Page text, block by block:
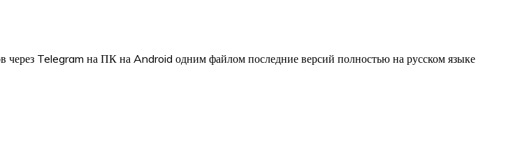
Telegram на ПК на Android одним файлом последние версий полностью на русском языке